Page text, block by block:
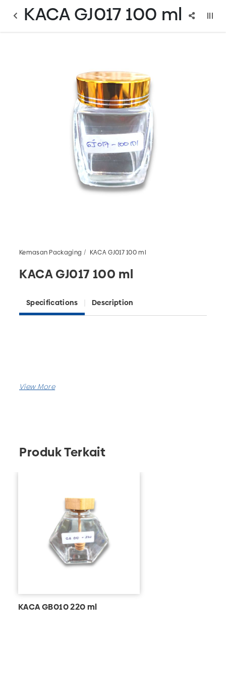
KACA GJ017 100 ml
Kemasan Packaging KACA GJ017 100 ml
KACA GJ017 100 ml
Specifications Description
Produk Terkait
KACA GB010 220 ml